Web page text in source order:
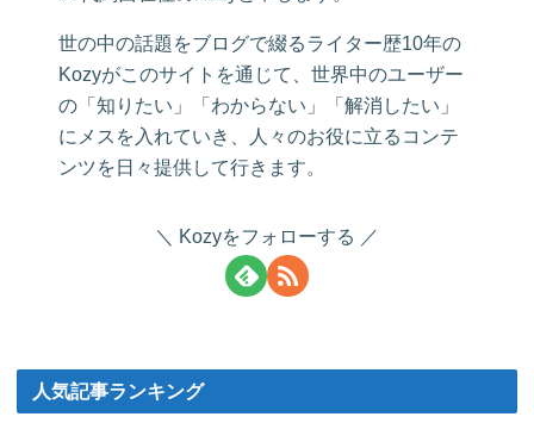
世の中の話題をブログで綴るライター歴10年の
Kozyがこのサイトを通じて、世界中のユーザー
の「知りたい」「わからない」「解消したい」
にメスを入れていき、人々のお役に立るコンテ
ンツを日々提供して行きます。
Kozyをフォローする
人気記事ランキング